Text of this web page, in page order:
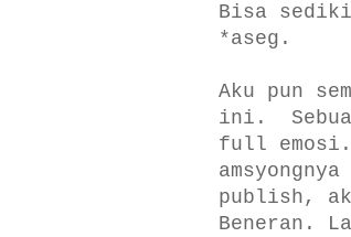
Bisa
*aseg.
Aku pun
ini.
full
publish,
Beneran.